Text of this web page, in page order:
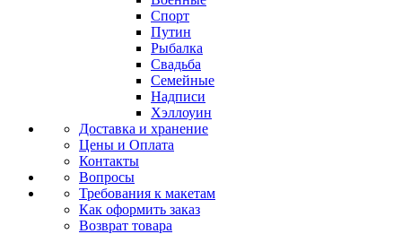
Спорт
Путин
Рыбалка
Свадьба
Семейные
Надписи
Хэллоуин
Доставка и хранение
Цены и Оплата
Контакты
Вопросы
Требования к макетам
Как оформить заказ
Возврат товара